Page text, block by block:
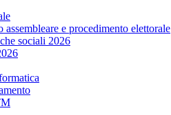
assembleare e procedimento elettorale
sociali 2026